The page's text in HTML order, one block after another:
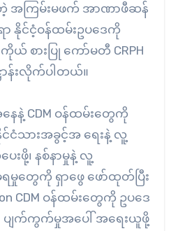
အကြမ်းမဖက် အာဏာဖီဆန်
ာ နိုင်ငံ့ဝန်ထမ်းဥပ‌ဒေကို
စားပြု ကော်မတီ CRPH
ာန်းလိုက်ပါတယ်။
နဲ့ CDM ဝန်ထမ်းတွေကို
နိုင်ငံသားအခွင့်အ ရေးနဲ့ လူ့
ဖို့၊ နစ်နာမှုနဲ့ လူ့
မှုတွေကို ရှာဖွေ ဖော်ထုတ်ပြီး
CDM ဝန်ထမ်းတွေကို ဥပဒေ
ပျက်ကွက်မှုအပေါ် အရေးယူဖို့